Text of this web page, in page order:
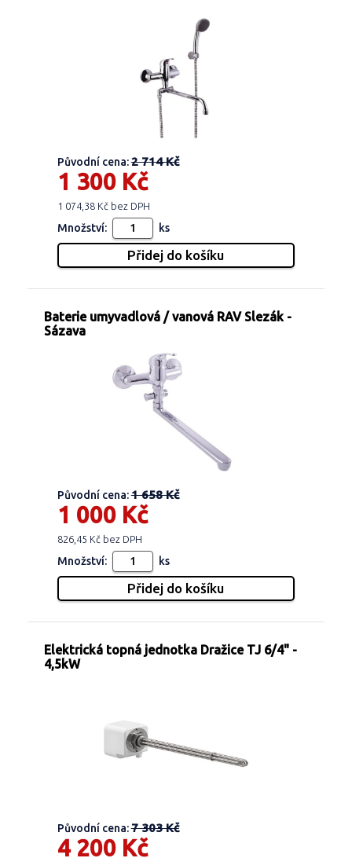
Původní cena:2 714 Kč
1 300 Kč
1 074,38 Kč bez DPH
Množství: ks
Baterie umyvadlová / vanová RAV Slezák -
Sázava
Původní cena:1 658 Kč
1 000 Kč
826,45 Kč bez DPH
Množství: ks
Elektrická topná jednotka Dražice TJ 6/4" -
4,5kW
Původní cena:7 303 Kč
4 200 Kč